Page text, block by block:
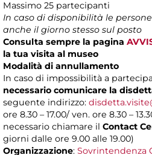
Massimo 25 partecipanti
In caso di disponibilità le
anche il giorno stesso sul posto
Consulta sempre la pagina
la tua visita al museo
Modalità di annullamento
In caso di impossibilità a
necessario comunicare la
seguente indirizzo:
ore 8.30 – 17.00/ ven. ore 8.30 –
necessario chiamare il Contact
giorni dalle ore 9.00 alle 19.00)
Organizzazione: Sovrintendenza